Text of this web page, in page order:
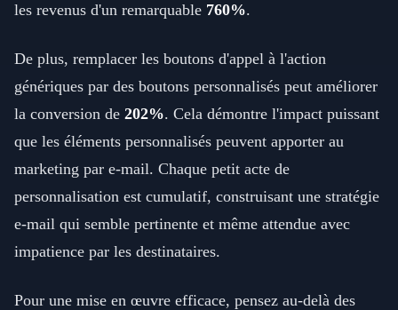
les revenus d'un remarquable 760%.
De plus, remplacer les boutons d'appel à l'action
génériques par des boutons personnalisés peut améliorer
la conversion de 202%. Cela démontre l'impact puissant
que les éléments personnalisés peuvent apporter au
marketing par e-mail. Chaque petit acte de
personnalisation est cumulatif, construisant une stratégie
e-mail qui semble pertinente et même attendue avec
impatience par les destinataires.
Pour une mise en œuvre efficace, pensez au-delà des